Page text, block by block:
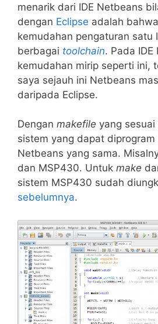
menarik dari IDE Netbeans
dengan Eclipse adalah
kemudahan pengaturan satu
berbagai toolchain. Pada IDE
kemudahan mirip seperti ini,
saya sejauh ini Netbeans
daripada Eclipse.
Dengan makefile yang
sistem yang dapat diprogram
Netbeans yang sama.
dan MSP430. Untuk make
sistem MSP430 sudah
sebelumnya.